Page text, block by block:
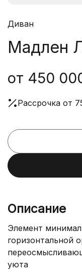
Диван
Мадлен
от 450
Рассрочка от
Описание
Элемент
горизонтальной
уюта